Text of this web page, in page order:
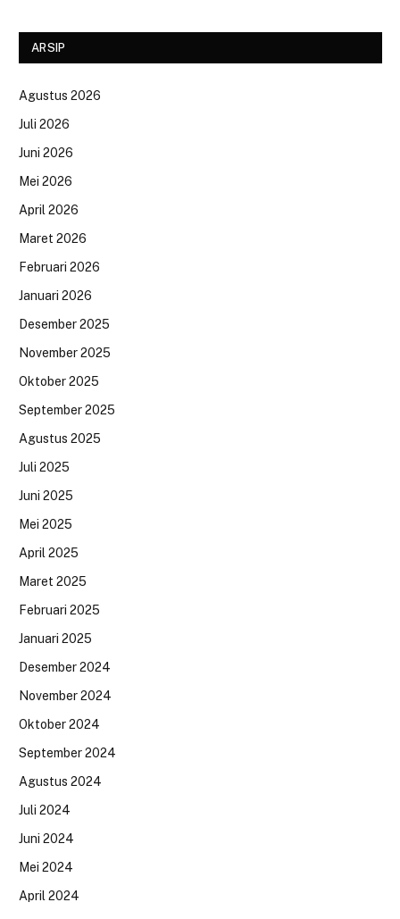
ARSIP
Agustus 2026
Juli 2026
Juni 2026
Mei 2026
April 2026
Maret 2026
Februari 2026
Januari 2026
Desember 2025
November 2025
Oktober 2025
September 2025
Agustus 2025
Juli 2025
Juni 2025
Mei 2025
April 2025
Maret 2025
Februari 2025
Januari 2025
Desember 2024
November 2024
Oktober 2024
September 2024
Agustus 2024
Juli 2024
Juni 2024
Mei 2024
April 2024